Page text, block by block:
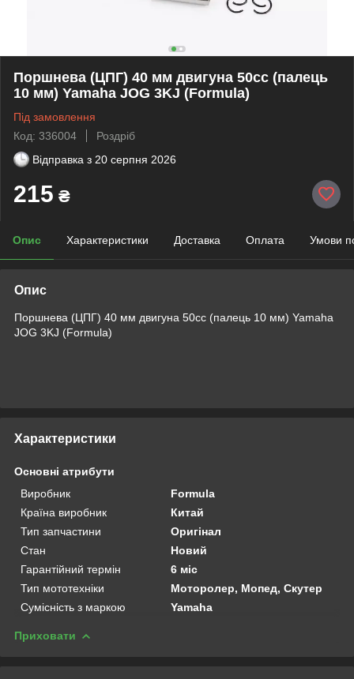
Поршнева (ЦПГ) 40 мм двигуна 50сс (палець
10 мм) Yamaha JOG 3KJ (Formula)
Під замовлення
Код: 336004
Роздріб
Відправка з 20 серпня 2026
215 ₴
Опис Характеристики Доставка Оплата Умови
Опис
Поршнева (ЦПГ) 40 мм двигуна 50сс (палець 10 мм) Yamaha
JOG 3KJ (Formula)
Характеристики
Основні атрибути
Виробник
Formula
Країна виробник
Китай
Тип запчастини
Оригінал
Стан
Новий
Гарантійний термін
6 міс
Тип мототехніки
Моторолер, Мопед, Скутер
Сумісність з маркою
Yamaha
Приховати